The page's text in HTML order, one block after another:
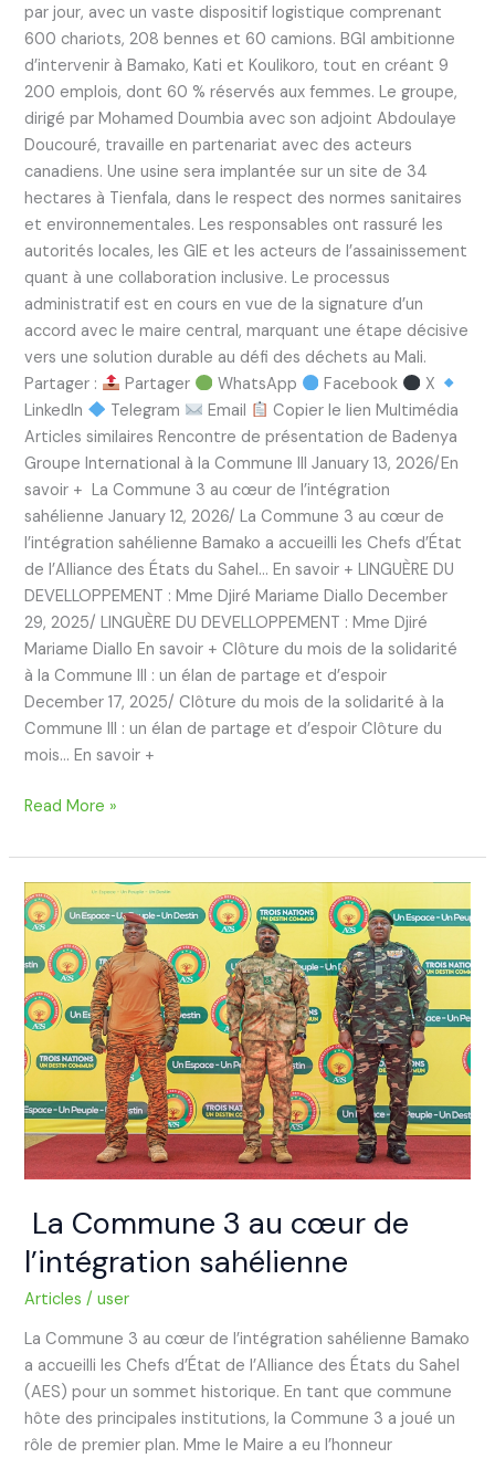
par jour, avec un vaste dispositif logistique comprenant
600 chariots, 208 bennes et 60 camions. BGI ambitionne
d’intervenir à Bamako, Kati et Koulikoro, tout en créant 9
200 emplois, dont 60 % réservés aux femmes. Le groupe,
dirigé par Mohamed Doumbia avec son adjoint Abdoulaye
Doucouré, travaille en partenariat avec des acteurs
canadiens. Une usine sera implantée sur un site de 34
hectares à Tienfala, dans le respect des normes sanitaires
et environnementales. Les responsables ont rassuré les
autorités locales, les GIE et les acteurs de l’assainissement
quant à une collaboration inclusive. Le processus
administratif est en cours en vue de la signature d’un
accord avec le maire central, marquant une étape décisive
vers une solution durable au défi des déchets au Mali.
Partager :
Partager WhatsApp Facebook
X
LinkedIn
Telegram Email
Copier le lien Multimédia
Articles similaires Rencontre de présentation de Badenya
Groupe International à la Commune III January 13, 2026/En
savoir + La Commune 3 au cœur de l’intégration
sahélienne January 12, 2026/ La Commune 3 au cœur de
l’intégration sahélienne Bamako a accueilli les Chefs d’État
de l’Alliance des États du Sahel… En savoir + LINGUÈRE DU
DEVELLOPPEMENT : Mme Djiré Mariame Diallo December
29, 2025/ LINGUÈRE DU DEVELLOPPEMENT : Mme Djiré
Mariame Diallo En savoir + Clôture du mois de la solidarité
à la Commune III : un élan de partage et d’espoir
December 17, 2025/ Clôture du mois de la solidarité à la
Commune III : un élan de partage et d’espoir Clôture du
mois… En savoir +
Read More »
La Commune 3 au cœur de
l’intégration sahélienne
Articles /user
La Commune 3 au cœur de l’intégration sahélienne Bamako
a accueilli les Chefs d’État de l’Alliance des États du Sahel
(AES) pour un sommet historique. En tant que commune
hôte des principales institutions, la Commune 3 a joué un
rôle de premier plan. ​Mme le Maire a eu l’honneur
La
Commune
au
cœur
de
l’intégration
sahélienne